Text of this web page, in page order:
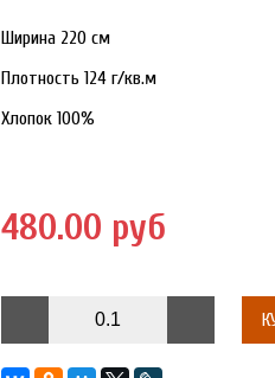
Ширина 220 см
Плотность 124 г/кв.м
Хлопок 100%
480.00 руб